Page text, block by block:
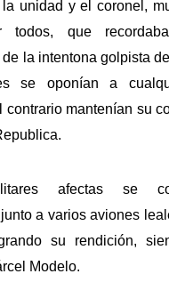
unidad y el coronel,
todos, que
la intentona golpista
se oponían a
contrario mantenían su
afectas se
a varios aviones
su rendición,
Modelo.